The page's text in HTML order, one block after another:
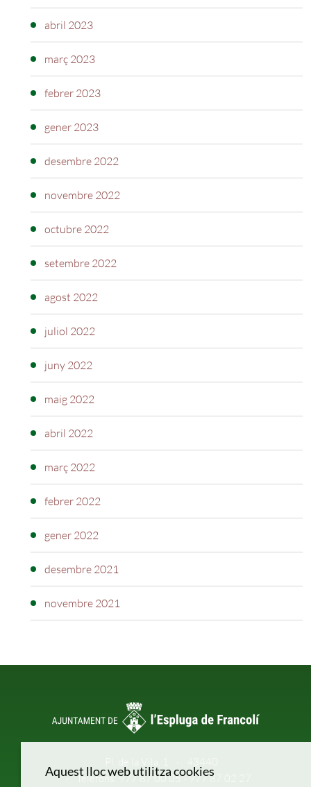
abril 2023
març 2023
febrer 2023
gener 2023
desembre 2022
novembre 2022
octubre 2022
setembre 2022
agost 2022
juliol 2022
juny 2022
maig 2022
abril 2022
març 2022
febrer 2022
gener 2022
desembre 2021
novembre 2021
Telèfons: 977 87 00 05 - 977 87 02 27
Aquest lloc web utilitza cookies